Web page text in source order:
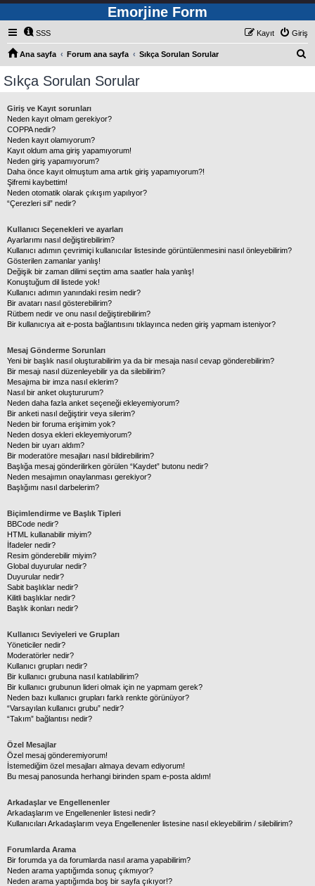
Emorjine Form
SSS Giriş
Kayıt
Ana sayfa Forum ana sayfa Sıkça Sorulan Sorular
Sıkça Sorulan Sorular
Giriş ve Kayıt sorunları
Neden kayıt olmam gerekiyor?
COPPA nedir?
Neden kayıt olamıyorum?
Kayıt oldum ama giriş yapamıyorum!
Neden giriş yapamıyorum?
Daha önce kayıt olmuştum ama artık giriş yapamıyorum?!
Şifremi kaybettim!
Neden otomatik olarak çıkışım yapılıyor?
“Çerezleri sil” nedir?
Kullanıcı Seçenekleri ve ayarları
Ayarlarımı nasıl değiştirebilirim?
Kullanıcı adımın çevrimiçi kullanıcılar listesinde görüntülenmesini nasıl önleyebilirim?
Gösterilen zamanlar yanlış!
Değişik bir zaman dilimi seçtim ama saatler hala yanlış!
Konuştuğum dil listede yok!
Kullanıcı adımın yanındaki resim nedir?
Bir avatarı nasıl gösterebilirim?
Rütbem nedir ve onu nasıl değiştirebilirim?
Bir kullanıcıya ait e-posta bağlantısını tıklayınca neden giriş yapmam isteniyor?
Mesaj Gönderme Sorunları
Yeni bir başlık nasıl oluşturabilirim ya da bir mesaja nasıl cevap gönderebilirim?
Bir mesajı nasıl düzenleyebilir ya da silebilirim?
Mesajıma bir imza nasıl eklerim?
Nasıl bir anket oluştururum?
Neden daha fazla anket seçeneği ekleyemiyorum?
Bir anketi nasıl değiştirir veya silerim?
Neden bir foruma erişimim yok?
Neden dosya ekleri ekleyemiyorum?
Neden bir uyarı aldım?
Bir moderatöre mesajları nasıl bildirebilirim?
Başlığa mesaj gönderilirken görülen “Kaydet” butonu nedir?
Neden mesajımın onaylanması gerekiyor?
Başlığımı nasıl darbelerim?
Biçimlendirme ve Başlık Tipleri
BBCode nedir?
HTML kullanabilir miyim?
İfadeler nedir?
Resim gönderebilir miyim?
Global duyurular nedir?
Duyurular nedir?
Sabit başlıklar nedir?
Kilitli başlıklar nedir?
Başlık ikonları nedir?
Kullanıcı Seviyeleri ve Grupları
Yöneticiler nedir?
Moderatörler nedir?
Kullanıcı grupları nedir?
Bir kullanıcı grubuna nasıl katılabilirim?
Bir kullanıcı grubunun lideri olmak için ne yapmam gerek?
Neden bazı kullanıcı grupları farklı renkte görünüyor?
“Varsayılan kullanıcı grubu” nedir?
“Takım” bağlantısı nedir?
Özel Mesajlar
Özel mesaj gönderemiyorum!
İstemediğim özel mesajları almaya devam ediyorum!
Bu mesaj panosunda herhangi birinden spam e-posta aldım!
Arkadaşlar ve Engellenenler
Arkadaşlarım ve Engellenenler listesi nedir?
Kullanıcıları Arkadaşlarım veya Engellenenler listesine nasıl ekleyebilirim / silebilirim?
Forumlarda Arama
Bir forumda ya da forumlarda nasıl arama yapabilirim?
Neden arama yaptığımda sonuç çıkmıyor?
Neden arama yaptığımda boş bir sayfa çıkıyor!?